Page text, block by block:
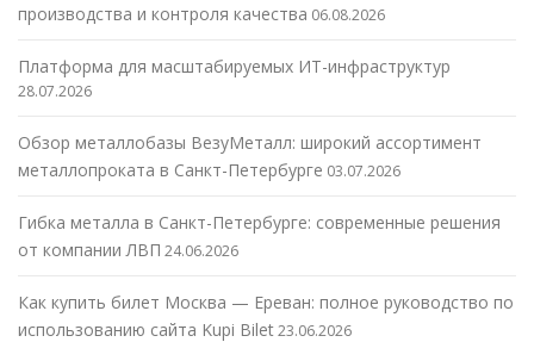
производства и контроля качества 06.08.2026
Платформа для масштабируемых ИТ-инфраструктур
28.07.2026
Обзор металлобазы ВезуМеталл: широкий ассортимент
металлопроката в Санкт-Петербурге 03.07.2026
Гибка металла в Санкт-Петербурге: современные решения
от компании ЛВП 24.06.2026
Как купить билет Москва — Ереван: полное руководство по
использованию сайта Kupi Bilet23.06.2026